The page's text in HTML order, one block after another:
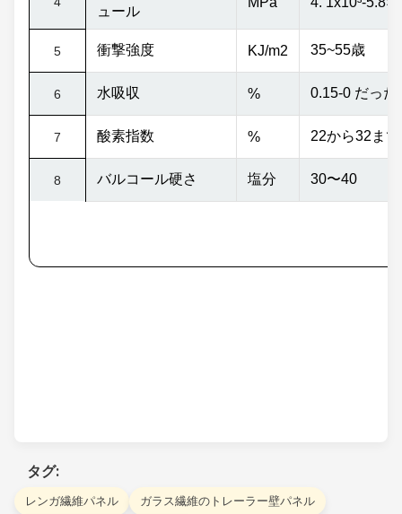
ュール
5 衝撃強度 KJ/m2 35~55歳
6 水吸収 % 0.15-0 だった
7 酸素指数 % 22から32まで
8 バルコール硬さ 塩分 30〜40
タグ:
レンガ繊維パネル ガラス繊維のトレーラー壁パネル